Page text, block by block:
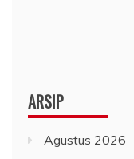
ARSIP
Agustus 2026